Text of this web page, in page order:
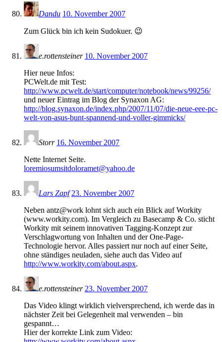
Dandu 10. November 2007
Zum Glück bin ich kein Sudokuer. 😉
e.rottensteiner 10. November 2007
Hier neue Infos:
PCWelt.de mit Test:
http://www.pcwelt.de/start/computer/notebook/news/99256/
und neuer Eintrag im Blog der Synaxon AG:
http://blog.synaxon.de/index.php/2007/11/07/die-neue-eee-pc-
welt-von-asus-bunt-spannend-und-voller-gimmicks/
Storr 16. November 2007
Nette Internet Seite.
loremiosumsitdoloramet@yahoo.de
Lars Zapf 23. November 2007
Neben antz@work lohnt sich auch ein Blick auf Workity
(www.workity.com). Im Vergleich zu Basecamp & Co. sticht
Workity mit seinem innovativen Tagging-Konzept zur
Verschlagwortung von Inhalten und der One-Page-
Technologie hervor. Alles passiert nur noch auf einer Seite,
ohne ständiges neuladen, siehe auch das Video auf
http://www.workity.com/about.aspx.
e.rottensteiner 23. November 2007
Das Video klingt wirklich vielversprechend, ich werde das in
nächster Zeit bei Gelegenheit mal verwenden – bin
gespannt…
Hier der korrekte Link zum Video: